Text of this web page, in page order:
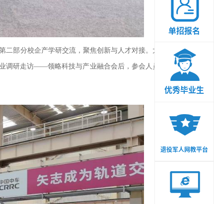
二部分校企产学研交流， 聚焦创新与人才对接。 大连交
调研走访——领略科技与产业融合会后，参会人员集体
单招报名
优秀毕业生
退役军人网教平台